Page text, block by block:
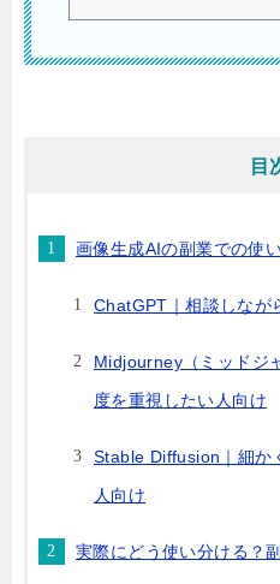
副業で使うなら、「無料でどこまで実用的
目
画像生成AIの副業での使
ChatGPT｜相談しなが
Midjourney（ミッドジ
度を重視したい人向け
Stable Diffusion｜細か
人向け
実際にどう使い分ける？